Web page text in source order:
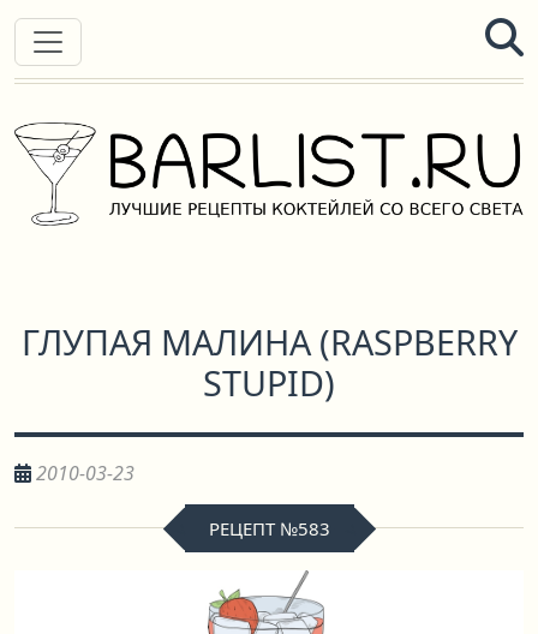
ГЛУПАЯ МАЛИНА(RASPBERRY
STUPID)
2010-03-23
РЕЦЕПТ №583